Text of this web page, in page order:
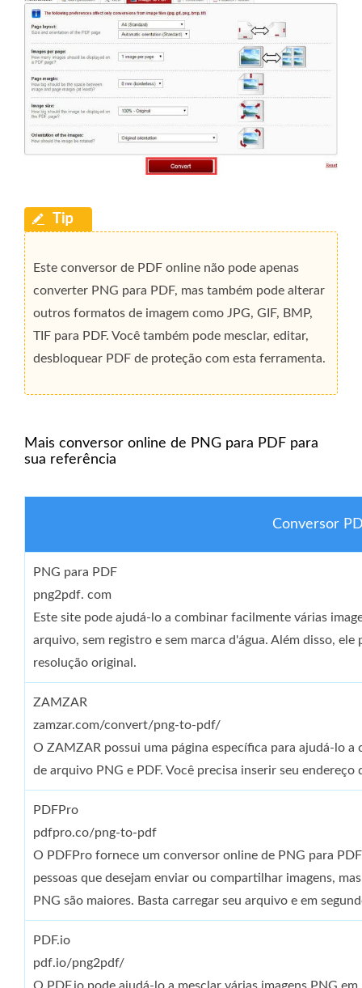
Este conversor de PDF online não pode apenas
converter PNG para PDF, mas também pode alterar
outros formatos de imagem como JPG, GIF, BMP,
TIF para PDF. Você também pode mesclar, editar,
desbloquear PDF de proteção com esta ferramenta.
Mais conversor online de PNG para PDF para
sua referência
Conversor
PNG para PDF
png2pdf. com
Este site pode ajudá-lo a combinar facilmente várias
arquivo, sem registro e sem marca d'água. Além disso,
resolução original.
ZAMZAR
zamzar.com/convert/png-to-pdf/
O ZAMZAR possui uma página específica para ajudá-lo
de arquivo PNG e PDF. Você precisa inserir seu
PDFPro
pdfpro.co/png-to-pdf
O PDFPro fornece um conversor online de PNG para
pessoas que desejam enviar ou compartilhar imagens,
PNG são maiores. Basta carregar seu arquivo e em
PDF.io
pdf.io/png2pdf/
O PDF.io pode ajudá-lo a mesclar várias imagens PNG